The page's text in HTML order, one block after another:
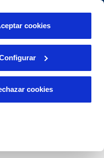
cookies
cookies
o posibles
clientes Se abre en otra